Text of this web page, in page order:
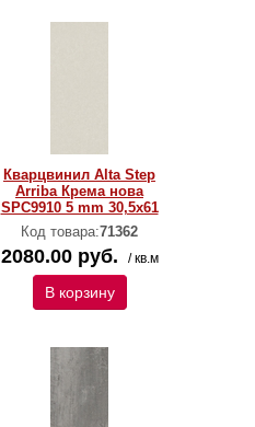
Кварцвинил Alta Step
Arriba Крема нова
SPC9910 5 mm 30,5х61
Код товара:71362
2080.00 руб. / кв.м
В корзину